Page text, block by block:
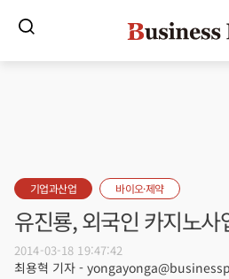
기업과산업 바이오·제약
유진룡, 외국인 카지노사
2014-03-18 19:47:42
최용혁 기자 -